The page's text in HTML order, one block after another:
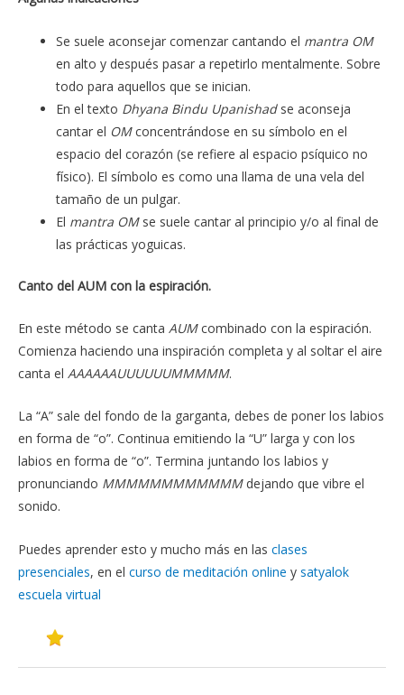
Se suele aconsejar comenzar cantando el mantra OM
en alto y después pasar a repetirlo mentalmente. Sobre
todo para aquellos que se inician.
En el texto Dhyana Bindu Upanishadse aconseja
cantar el OMconcentrándose en su símbolo en el
espacio del corazón (se refiere al espacio psíquico no
físico). El símbolo es como una llama de una vela del
tamaño de un pulgar.
El mantra OMse suele cantar al principio y/o al final de
las prácticas yoguicas.
Canto del AUM con la espiración.
En este método se canta AUMcombinado con la espiración.
Comienza haciendo una inspiración completa y al soltar el aire
canta el AAAAAAUUUUUUMMMMM.
La “A” sale del fondo de la garganta, debes de poner los labios
en forma de “o”. Continua emitiendo la “U” larga y con los
labios en forma de “o”. Termina juntando los labios y
pronunciando MMMMMMMMMMMMdejando que vibre el
sonido.
Puedes aprender esto y mucho más en las clases
presenciales, en el curso de meditación online y satyalok
escuela virtual